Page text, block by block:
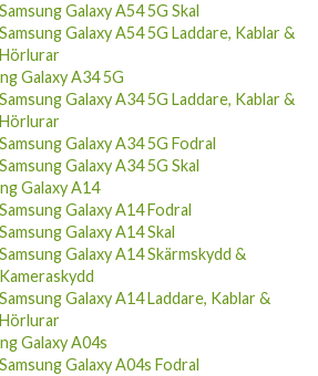
Samsung Galaxy A54 5G Skal
Samsung Galaxy A54 5G Laddare, Kablar &
Hörlurar
Galaxy A34 5G
Samsung Galaxy A34 5G Laddare, Kablar &
Hörlurar
Samsung Galaxy A34 5G Fodral
Samsung Galaxy A34 5G Skal
Galaxy A14
Samsung Galaxy A14 Fodral
Samsung Galaxy A14 Skal
Samsung Galaxy A14 Skärmskydd &
Kameraskydd
Samsung Galaxy A14 Laddare, Kablar &
Hörlurar
Galaxy A04s
Samsung Galaxy A04s Fodral